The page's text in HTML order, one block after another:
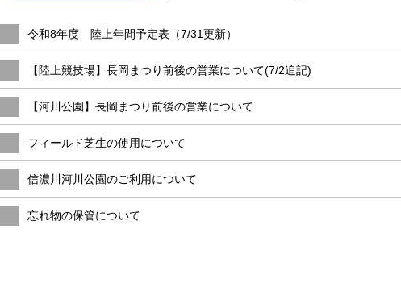
令和8年度 陸上年間予定表（7/31更新）
【陸上競技場】長岡まつり前後の営業について(7/2追記)
【河川公園】長岡まつり前後の営業について
フィールド芝生の使用について
信濃川河川公園のご利用について
忘れ物の保管について